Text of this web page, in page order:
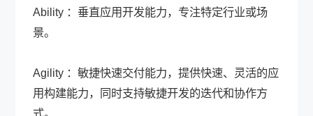
Ability ：垂直应用开发能力，专注特定行业或场
景。
Agility ：敏捷快速交付能力，提供快速、灵活的应
用构建能力，同时支持敏捷开发的迭代和协作方
式。